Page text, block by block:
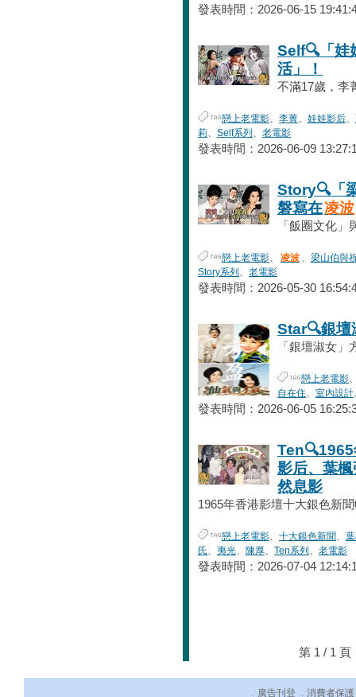
發表時間：2026-06-15
Self🔍「娃
活」！
不滿17歲，李
戀上老電影、 李菁、 娃娃影后、
莉、 Self系列 、 老電影
發表時間：2026-06-09
Story🔍「
磐寫在凌波
「飯圈文化
戀上老電影、 凌波 、 梁山伯與
Story系列 、 老電影
發表時間：2026-05-30
Star🔍銀
「銀壇淑女」
戀上老電影
自在住、 室內設計
發表時間：2026-06-05
影后、葉
然息影
1965年香港影壇十大銀色新
戀上老電影、 十大銀色新聞、
氏、 夷光、 陳厚、 Ten系列 、 老電影
發表時間：2026-07-04
第 1 / 1
． 廣告刊登 ． 消費者保護